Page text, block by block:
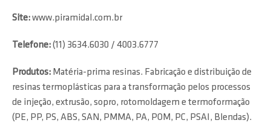
Site:www.piramidal.com.br
Telefone:(11) 3634.6030 / 4003.6777
Produtos: Matéria-prima resinas. Fabricação e distribuição de
resinas termoplásticas para a transformação pelos processos
de injeção, extrusão, sopro, rotomoldagem e termoformação
(PE, PP, PS, ABS, SAN, PMMA, PA, POM, PC, PSAI, Blendas).